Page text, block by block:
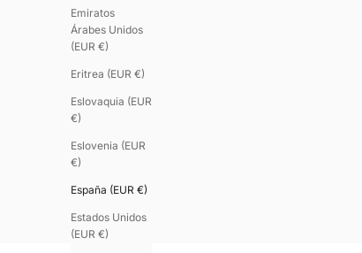
Emiratos
Árabes Unidos
(EUR €)
Eritrea (EUR €)
Eslovaquia (EUR
€)
Eslovenia (EUR
€)
España (EUR €)
Estados Unidos
(EUR €)